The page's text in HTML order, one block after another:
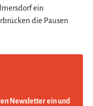
ein
die Pausen
Newsletter ein und